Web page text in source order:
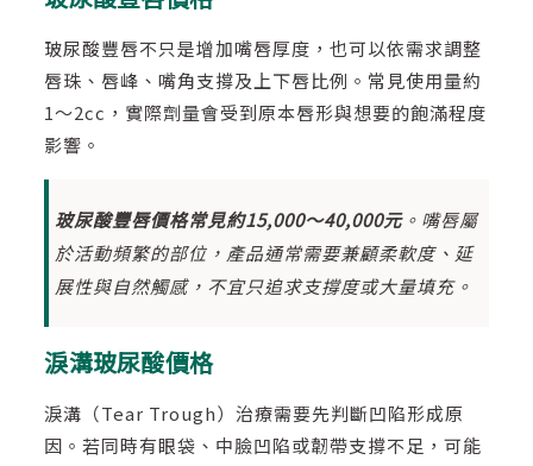
玻尿酸豐唇不只是增加嘴唇厚度，也可以依需求調整
唇珠、唇峰、嘴角支撐及上下唇比例。常見使用量約
1～2cc，實際劑量會受到原本唇形與想要的飽滿程度
影響。
玻尿酸豐唇價格常見約15,000～40,000元。嘴唇屬
於活動頻繁的部位，產品通常需要兼顧柔軟度、延
展性與自然觸感，不宜只追求支撐度或大量填充。
淚溝玻尿酸價格
淚溝（Tear Trough）治療需要先判斷凹陷形成原
因。若同時有眼袋、中臉凹陷或韌帶支撐不足，可能